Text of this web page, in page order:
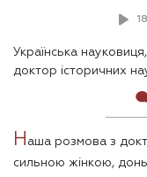
18
Українська
доктор історичних
Н аша розмова з
сильною жінкою,